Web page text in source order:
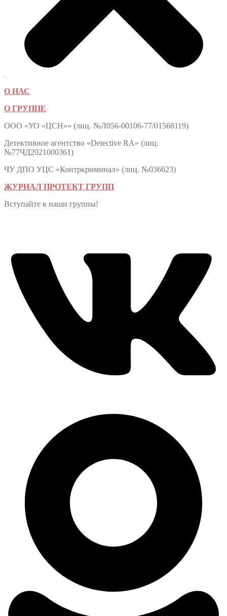
О НАС
О ГРУППЕ
ООО «УО «ЦСН»» (лиц. №Л056-00106-77/01568119)
Детективное агентство «Detective RA» (лиц.
№77ЧД2021000361)
ЧУ ДПО УЦС «Контркриминал» (лиц. №036623)
ЖУРНАЛ ПРОТЕКТ ГРУПП
Вступайте в наши группы!